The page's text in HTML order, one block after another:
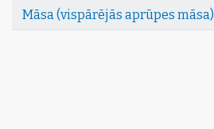
Māsa (vispārējās aprūpes māsa)